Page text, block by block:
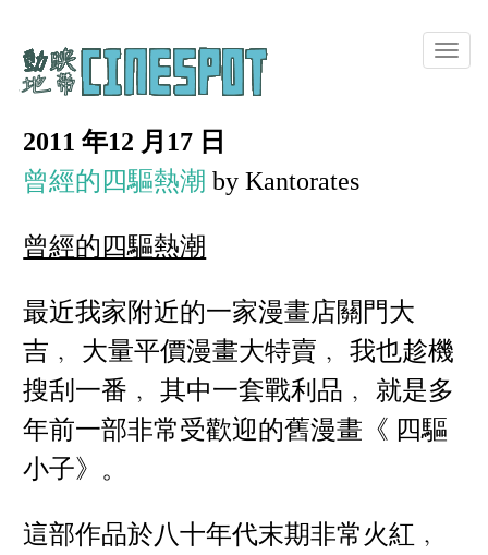
Toggle
2011 年12 月17 日
曾經的四驅熱潮 by Kantorates
曾經的四驅熱潮
最近我家附近的一家漫畫店關門大
吉﹐ 大量平價漫畫大特賣﹐ 我也趁機
搜刮一番﹐ 其中一套戰利品﹐ 就是多
年前一部非常受歡迎的舊漫畫《 四驅
小子》。
這部作品於八十年代末期非常火紅﹐